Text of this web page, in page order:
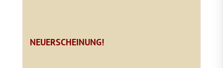
NEUERSCHEINUNG!